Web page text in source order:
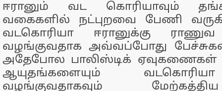
ஈரானும் வட கொரியாவும்
வகைகளில் நட்புறவை பேணி
வடகொரியா ஈரானுக்கு ராணுவ
வழங்குவதாக அவ்வப்போது
அதேபோல பாலிஸ்டிக் ஏவுகணைகள்
ஆயுதங்களையும்
வழங்குவதாகவும்